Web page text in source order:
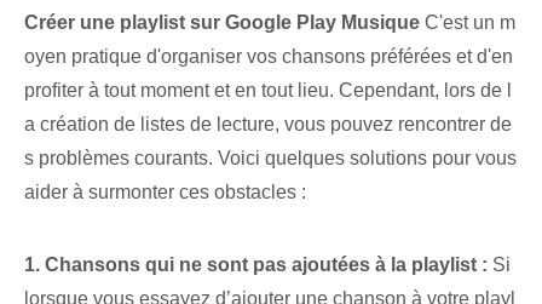
Créer une playlist sur Google ⁢Play Musique C'est un m
oyen pratique d'organiser vos chansons préférées et d'en
profiter à tout moment et en tout lieu. Cependant, lors de l
a création de listes de lecture, vous pouvez rencontrer de
s problèmes courants. ‌Voici quelques​ solutions ⁢pour vous
aider à surmonter ces obstacles :
1. Chansons qui ne sont pas ajoutées à la playlist : Si
lorsque vous essayez d’ajouter une chanson à votre playl